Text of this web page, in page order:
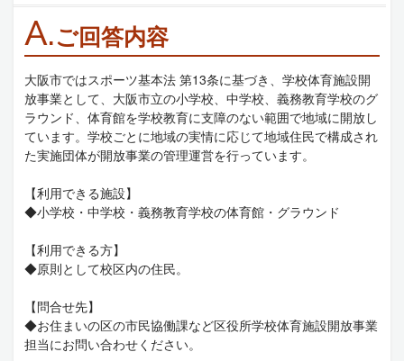
A.ご回答内容
大阪市ではスポーツ基本法 第13条に基づき、学校体育施設開
放事業として、大阪市立の小学校、中学校、義務教育学校のグ
ラウンド、体育館を学校教育に支障のない範囲で地域に開放し
ています。学校ごとに地域の実情に応じて地域住民で構成され
た実施団体が開放事業の管理運営を行っています。
【利用できる施設】
◆小学校・中学校・義務教育学校の体育館・グラウンド
【利用できる方】
◆原則として校区内の住民。
【問合せ先】
◆お住まいの区の市民協働課など区役所学校体育施設開放事業
担当にお問い合わせください。